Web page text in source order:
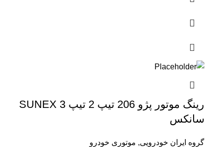
رینگ موتور پژو 206 تیپ 2 تیپ 3 SUNEX
سانکس
گروه ایران خودرویی, موتوری خودرو